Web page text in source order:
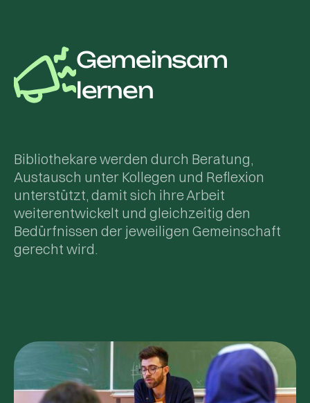
Gemeinsam
lernen
Bibliothekare werden durch Beratung,
Austausch unter Kollegen und Reflexion
unterstützt, damit sich ihre Arbeit
weiterentwickelt und gleichzeitig den
Bedürfnissen der jeweiligen Gemeinschaft
gerecht wird.